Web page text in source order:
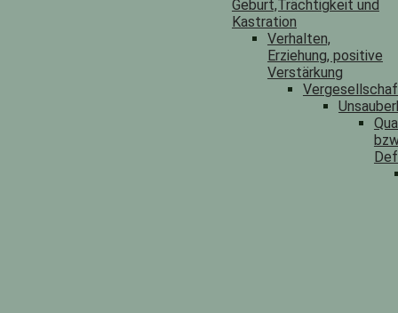
Geburt,Trächtigkeit und
Kastration
Verhalten,
Erziehung, positive
Verstärkung